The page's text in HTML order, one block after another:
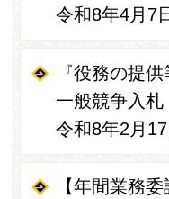
令和8年4月7
『役務の提
一般競争入
令和8年2月
【年間業務